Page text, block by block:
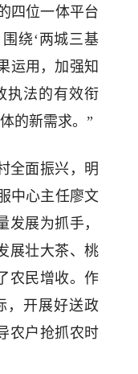
四位一体平台
绕‘两城三基
运用，加强知
执法的有效衔
的新需求。”
全面振兴，明
中心主任廖文
展为抓手，
展壮大茶、桃
农民增收。作
，开展好送政
农户抢抓农时